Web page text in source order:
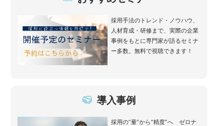
採用手法のトレンド・ノウハウ、
人材育成・研修まで、実際の企業
事例をもとに専門家が語るセミナ
ー多数。無料で視聴できます！
導入事例
採用の“量”から“精度”へ ゼロナ